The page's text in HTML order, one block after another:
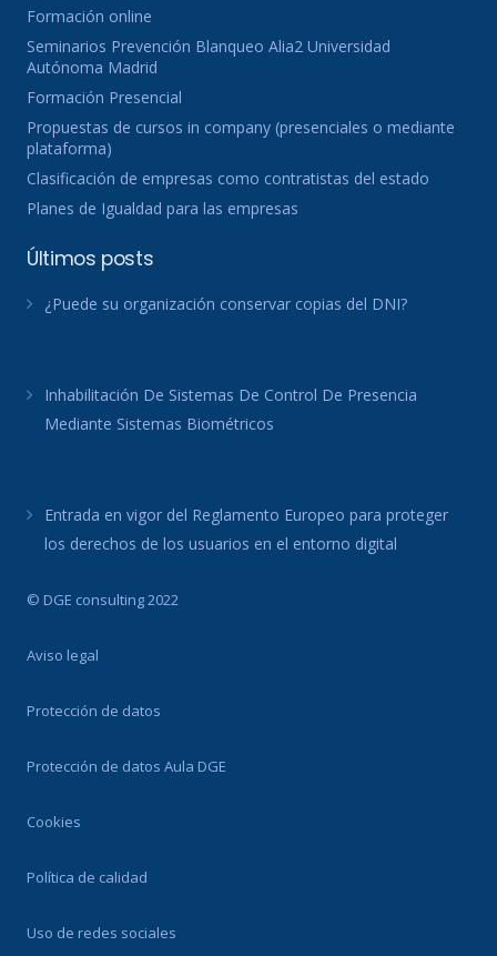
Formación online
Seminarios Prevención Blanqueo Alia2 Universidad
Autónoma Madrid
Formación Presencial
Propuestas de cursos in company (presenciales o mediante
plataforma)
Clasificación de empresas como contratistas del estado
Planes de Igualdad para las empresas
Últimos posts
¿Puede su organización conservar copias del DNI?
Inhabilitación De Sistemas De Control De Presencia
Mediante Sistemas Biométricos
Entrada en vigor del Reglamento Europeo para proteger
los derechos de los usuarios en el entorno digital
© DGE consulting 2022
Aviso legal
Protección de datos
Protección de datos Aula DGE
Cookies
Política de calidad
Uso de redes sociales